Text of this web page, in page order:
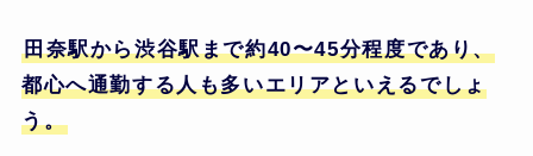
田奈駅から渋谷駅まで約40〜45分程度であり、
都心へ通勤する人も多いエリアといえるでしょ
う。